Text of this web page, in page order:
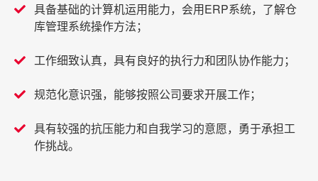
具备基础的计算机运用能力，会用ERP系统，了解仓
库管理系统操作方法；
工作细致认真，具有良好的执行力和团队协作能力；
规范化意识强，能够按照公司要求开展工作；
具有较强的抗压能力和自我学习的意愿，勇于承担工
作挑战。